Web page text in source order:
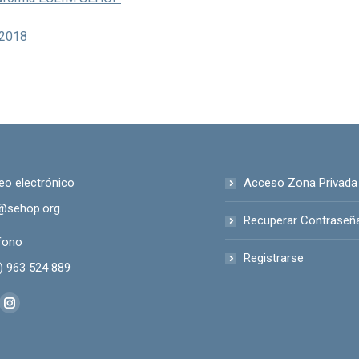
electrónico
963 524 889
en:
Instagram
Acceso Zona Privada
Recuperar
Registrarse